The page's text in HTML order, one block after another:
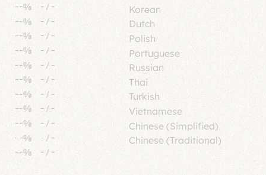
--% - / -
--% - / -
--% - / -
--% - /-
--% - / -
--% -/ -
--% -/ -
--% - / -
--% - / -
--% - / -
--% - / -
Korean
Dutch
Polish
Portuguese
Russian
Thai
Turkish
Vietnamese
Chinese (Simplified)
Chinese (Traditional)